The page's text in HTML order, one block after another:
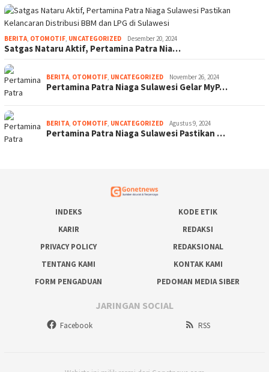
BERITA OTOMOTIF UNCATEGORIZED Desember 20, 2024
Satgas Nataru Aktif, Pertamina Patra Nia…
BERITA OTOMOTIF UNCATEGORIZED November 26, 2024
Pertamina Patra Niaga Sulawesi Gelar MyP…
BERITA OTOMOTIF UNCATEGORIZED Agustus 9, 2024
Pertamina Patra Niaga Sulawesi Pastikan …
INDEKS
KODE ETIK
KARIR
REDAKSI
PRIVACY POLICY
REDAKSIONAL
TENTANG KAMI
KONTAK KAMI
FORM PENGADUAN
PEDOMAN MEDIA SIBER
JARINGAN SOCIAL
Facebook RSS